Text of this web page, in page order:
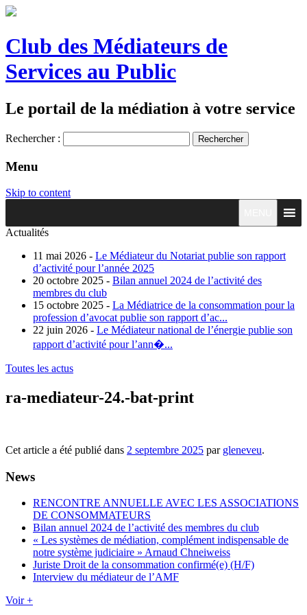
Club des Médiateurs de
Services au Public
Le portail de la médiation à votre service
Rechercher :
Menu
Skip to content
Actualités
11 mai 2026 - Le Médiateur du Notariat publie son rapport
d’activité pour l’année 2025
20 octobre 2025 - Bilan annuel 2024 de l’activité des
membres du club
15 octobre 2025 - La Médiatrice de la consommation pour la
profession d’avocat publie son rapport d’ac...
22 juin 2026 - Le Médiateur national de l’énergie publie son
rapport d’activité pour l’ann�...
Toutes les actus
ra-mediateur-24.-bat-print
Cet article a été publié dans 2 septembre 2025 par gleneveu.
News
RENCONTRE ANNUELLE AVEC LES ASSOCIATIONS
DE CONSOMMATEURS
Bilan annuel 2024 de l’activité des membres du club
« Les systèmes de médiation, complément indispensable de
notre système judiciaire » Arnaud Chneiweiss
Juriste Droit de la consommation confirmé(e) (H/F)
Interview du médiateur de l’AMF
Voir +